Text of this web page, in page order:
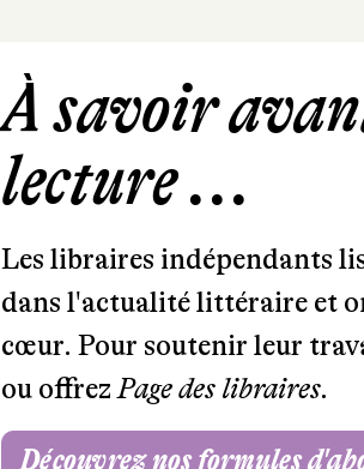
À savoir
lecture ...
Les libraires indépendants
dans l'actualité littéraire et
cœur. Pour soutenir leur
ou offrezPage des libraires.
Découvrez nos formules